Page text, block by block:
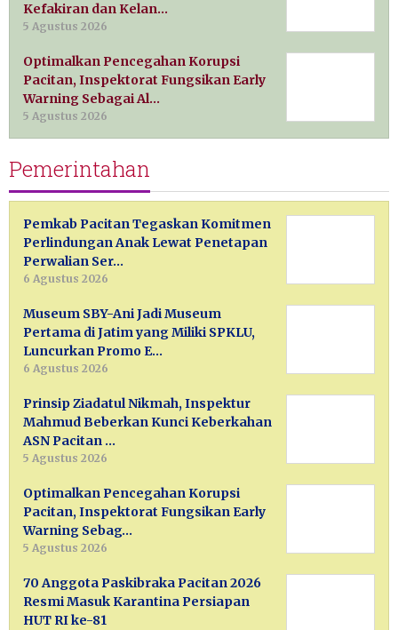
Kefakiran dan Kelan…
5 Agustus 2026
Optimalkan Pencegahan Korupsi
Pacitan, Inspektorat Fungsikan Early
Warning Sebagai Al…
5 Agustus 2026
Pemerintahan
Pemkab Pacitan Tegaskan Komitmen
Perlindungan Anak Lewat Penetapan
Perwalian Ser…
6 Agustus 2026
Museum SBY-Ani Jadi Museum
Pertama di Jatim yang Miliki SPKLU,
Luncurkan Promo E…
6 Agustus 2026
Prinsip Ziadatul Nikmah, Inspektur
Mahmud Beberkan Kunci Keberkahan
ASN Pacitan …
5 Agustus 2026
Optimalkan Pencegahan Korupsi
Pacitan, Inspektorat Fungsikan Early
Warning Sebag…
5 Agustus 2026
70 Anggota Paskibraka Pacitan 2026
Resmi Masuk Karantina Persiapan
HUT RI ke-81